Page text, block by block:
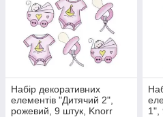
Набір декоративних
елементів "Дитячий 2",
рожевий, 9 штук, Knorr
1",